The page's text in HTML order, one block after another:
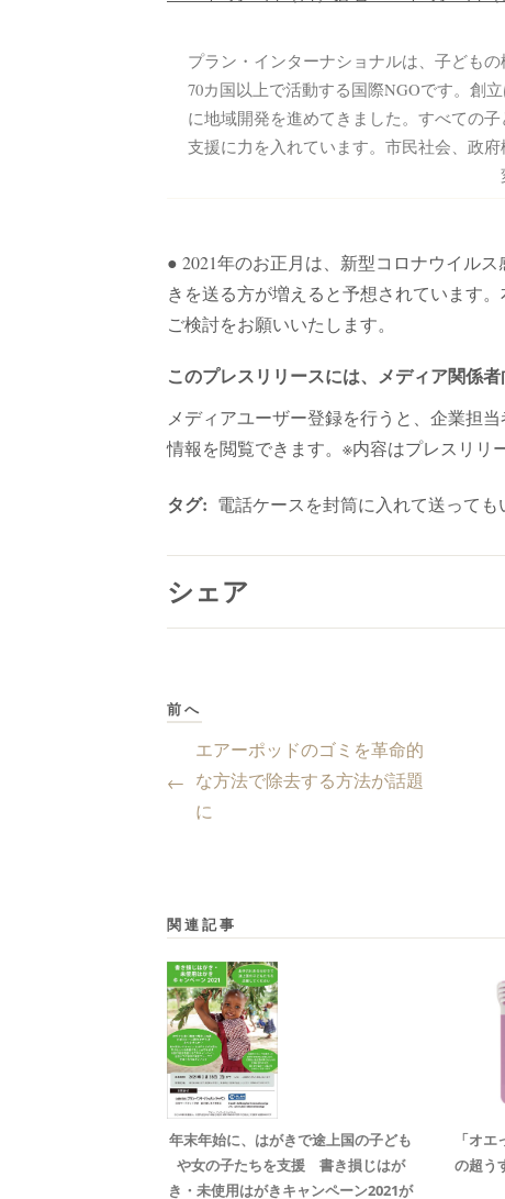
プラン・インターナショナルは、子ども
70カ国以上で活動する国際NGOです。創
に地域開発を進めてきました。すべての
支援に力を入れています。市民社会、政
● 2021年のお正月は、新型コロナウイル
きを送る方が増えると予想されています
ご検討をお願いいたします。
このプレスリリースには、メディア関係者
メディアユーザー登録を行うと、企業担
情報を閲覧できます。※内容はプレスリリ
タグ: 電話ケースを封筒に入れて送っても
シェア
前へ
←
エアーポッドのゴミを革命的
な方法で除去する方法が話題
に
関連記事
年末年始に、はがきで途上国の子ども
や女の子たちを支援 書き損じはが
き・未使用はがきキャンペーン2021が
「オ
の超う